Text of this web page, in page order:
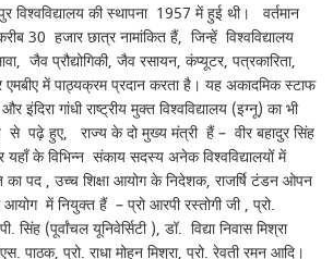
विश्वविद्यालय की स्थापना 1957 में हुई थी। वर्तमान
30 हजार छात्र नामांकित हैं, जिन्हें विश्वविद्यालय
जैव प्रौद्योगिकी, जैव रसायन, कंप्यूटर, पत्रकारिता,
में पाठ्यक्रम प्रदान करता है। यह अकादमिक स्टाफ
गांधी राष्ट्रीय मुक्त विश्वविद्यालय (इग्नू) का भी
से पढ़े हुए, राज्य के दो मुख्य मंत्री हैं – वीर बहादुर सिंह
के विभिन्न संकाय सदस्य अनेक विश्वविद्यालयों में
पद , उच्च शिक्षा आयोग के निदेशक, राजर्षि टंडन ओपन
आयोग में नियुक्त हैं – प्रो आरपी रस्तोगी जी , प्रो.
(पूर्वांचल यूनिवेर्सिटी ), डॉ. विद्या निवास मिश्रा
पाठक, प्रो. राधा मोहन मिश्रा, प्रो. रेवती रमन आदि।